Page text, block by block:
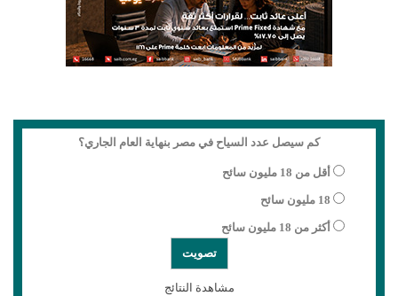
كم سيصل عدد السياح في مصر بنهاية العام الجاري؟
أقل من 18 مليون سائح
18 مليون سائح
أكثر من 18 مليون سائح
مشاهدة النتائج